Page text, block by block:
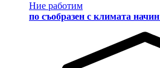
Ние работим
по съобразен с климата начин